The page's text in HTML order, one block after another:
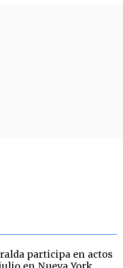
participa en actos